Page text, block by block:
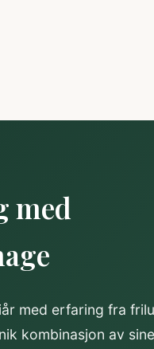
med
med erfaring fra
kombinasjon av